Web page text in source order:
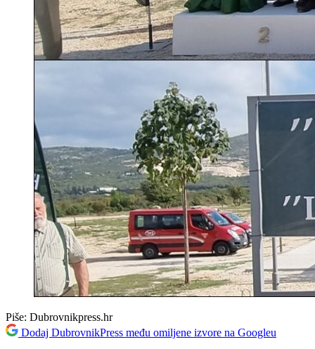
Piše: Dubrovnikpress.hr
Dodaj DubrovnikPress među omiljene izvore na Googleu